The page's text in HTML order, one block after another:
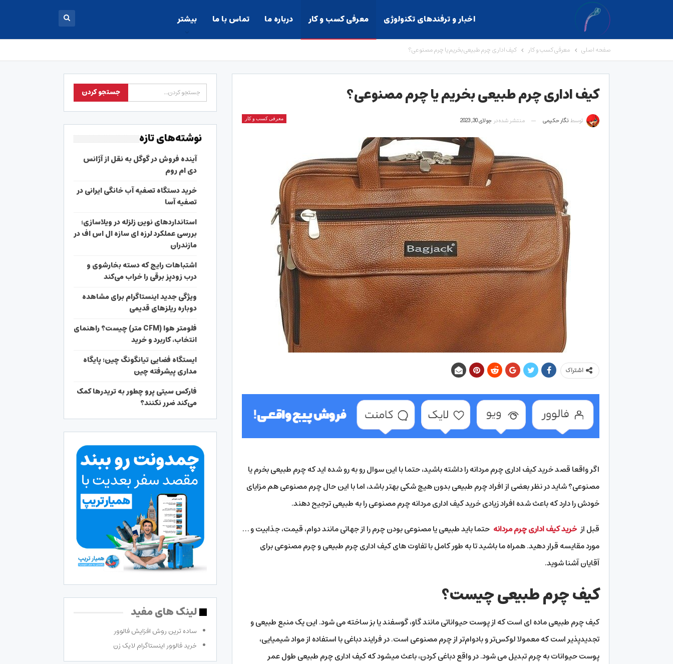
اخبار و ترفندهای تکنولوژی معرفی کسب و کار درباره ما تماس با ما بیشتر
صفحه اصلی معرفی کسب و کار کیف اداری چرم طبیعی بخریم یا چرم مصنوعی؟
کیف اداری چرم طبیعی بخریم یا چرم مصنوعی؟
معرفی کسب و کار توسط نگار حکیمی منتشر شده در جولای 30, 2023
اشتراک
اگر واقعا قصد خرید کیف اداری چرم مردانه را داشته باشید، حتما با این سوال رو به رو شده اید که چرم طبیعی بخرم یا
مصنوعی؟ شاید در نظر بعضی از افراد چرم طبیعی بدون هیچ شکی بهتر باشد، اما با این حال چرم مصنوعی هم مزایای
خودش را دارد که باعث شده افراد زیادی خرید کیف اداری مردانه چرم مصنوعی را به طبیعی ترجیح دهند.
قبل ازخرید کیف اداری چرم مردانه حتما باید طبیعی یا مصنوعی بودن چرم را از جهاتی مانند دوام، قیمت، جذابیت و …
مورد مقایسه قرار دهید. همراه ما باشید تا به طور کامل با تفاوت های کیف اداری چرم طبیعی و چرم مصنوعی برای
آقایان آشنا شوید.
کیف چرم طبیعی چیست؟
کیف چرم طبیعی ماده ای است که از پوست حیواناتی مانند گاو، گوسفند یا بز ساخته می شود. این یک منبع طبیعی و
تجدیدپذیر است که معمولا لوکس‌تر و بادوام‌تر از چرم مصنوعی است. در فرایند دباغی با استفاده از مواد شیمیایی،
پوست حیوانات به چرم تبدیل می شود. در واقع دباغی کردن، باعث میشود که کیف اداری چرم طبیعی طول عمر
نوشته‌های تازه
آینده فروش در گوگل به نقل از آژانس
دی ام روم
خرید دستگاه تصفیه آب خانگی ایرانی در
تصفیه آسا
استانداردهای نوین زلزله در ویلاسازی؛
بررسی عملکرد لرزه ای سازه ال اس اف در
مازندران
اشتباهات رایج که دسته بخارشوی و
درب زودپز برقی را خراب می‌کند
ویژگی جدید اینستاگرام برای مشاهده
دوباره ریلزهای قدیمی
فلومتر هوا (CFM متر) چیست؟ راهنمای
انتخاب، کاربرد و خرید
ایستگاه فضایی تیانگونگ چین؛ پایگاه
مداری پیشرفته چین
فارکس سیتی پرو چطور به تریدرها کمک
می‌کند ضرر نکنند؟
لینک های مفید
ساده ترین روش افزایش فالوور
خرید فالوور اینستاگرام لایک زن